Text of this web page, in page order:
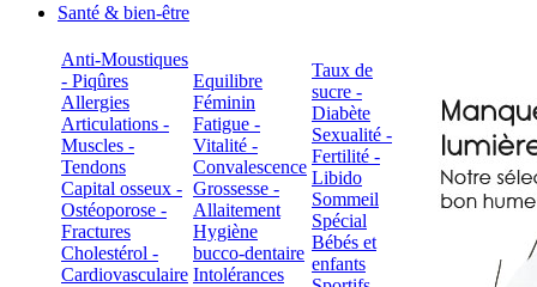
Santé & bien-être
Anti-Moustiques
- Piqûres
Allergies
Articulations -
Muscles -
Tendons
Capital osseux -
Ostéoporose -
Fractures
Cholestérol -
Cardiovasculaire
Equilibre
Féminin
Fatigue -
Vitalité -
Convalescence
Grossesse -
Allaitement
Hygiène
bucco-dentaire
Intolérances
Taux de
sucre -
Diabète
Sexualité -
Fertilité -
Libido
Sommeil
Spécial
Bébés et
enfants